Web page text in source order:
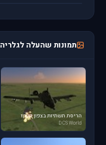
תמונות שהעלה לגלריה
הריסת תשתיות בצפון קווקז
DCS World